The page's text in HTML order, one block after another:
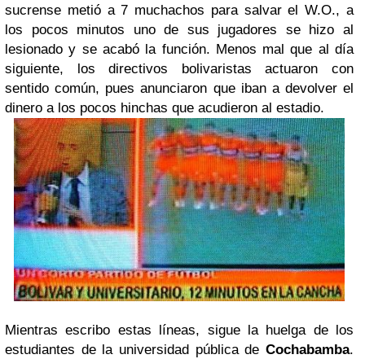
sucrense metió a 7 muchachos para salvar el W.O., a
los pocos minutos uno de sus jugadores se hizo al
lesionado y se acabó la función. Menos mal que al día
siguiente, los directivos bolivaristas actuaron con
sentido común, pues anunciaron que iban a devolver el
dinero a los pocos hinchas que acudieron al estadio.
Mientras escribo estas líneas, sigue la huelga de los
estudiantes de la universidad pública de Cochabamba.